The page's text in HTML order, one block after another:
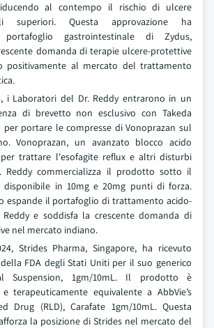
al contempo il rischio di ulcere
superiori. Questa approvazione ha
gastrointestinale di Zydus,
domanda di terapie ulcere-protettive
positivamente al mercato del trattamento
i Laboratori del Dr. Reddy entrarono in un
di brevetto non esclusivo con Takeda
per portare le compresse di Vonoprazan sul
Vonoprazan, un avanzato blocco acido
trattare l'esofagite reflux e altri disturbi
Reddy commercializza il prodotto sotto il
disponibile in 10mg e 20mg punti di forza.
espande il portafoglio di trattamento acido-
e soddisfa la crescente domanda di
nel mercato indiano.
Strides Pharma, Singapore, ha ricevuto
FDA degli Stati Uniti per il suo generico
Suspension, 1gm/10mL. Il prodotto è
terapeuticamente equivalente a AbbVie’s
Drug (RLD), Carafate 1gm/10mL. Questa
la posizione di Strides nel mercato del